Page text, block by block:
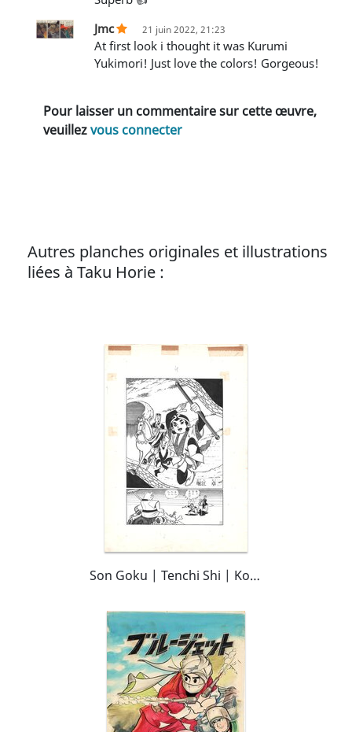
Jmc
21 juin 2022, 21:23
at first look i thought it was Kurumi
Yukimori! Just love the colors! Gorgeous!
Pour laisser un commentaire sur cette œuvre,
veuillezvous connecter
Autres planches originales et illustrations
liées à Taku Horie :
Son Goku | Tenchi Shi | Kodomo no Hikari #6 - pg.4